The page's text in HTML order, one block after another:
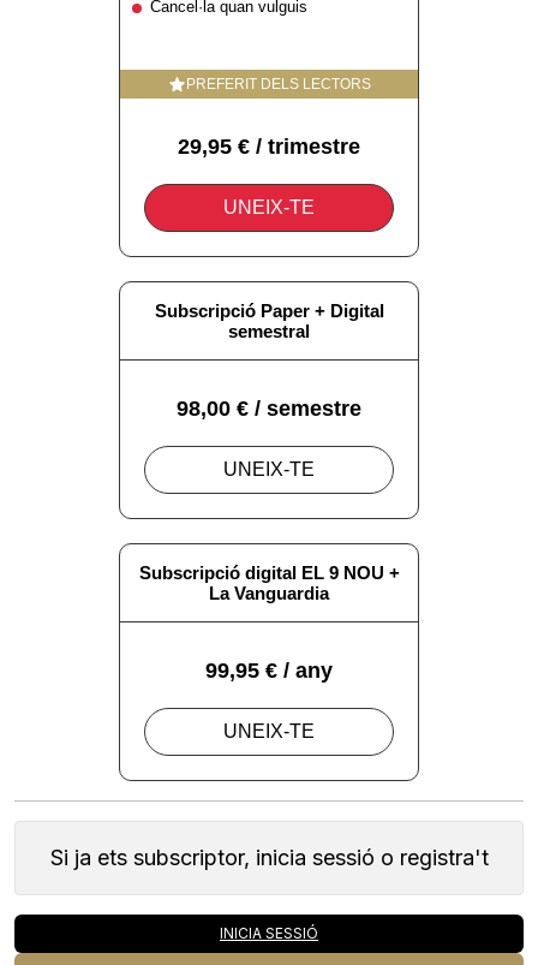
Si ja ets subscriptor, inicia sessió o registra't
INICIA SESSIÓ